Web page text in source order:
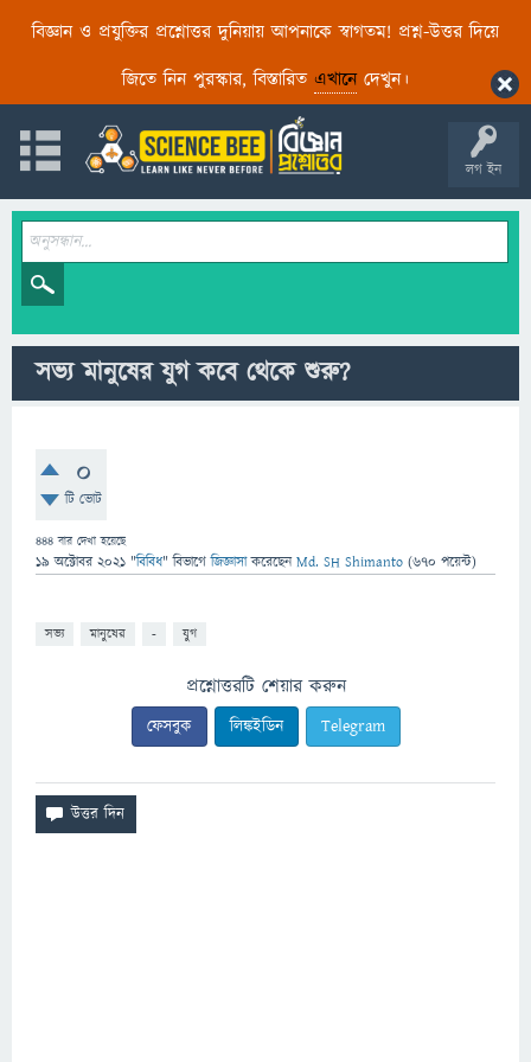
বিজ্ঞান ও প্রযুক্তির প্রশ্নোত্তর দুনিয়ায় আপনাকে স্বাগতম! প্রশ্ন-উত্তর দিয়ে
জিতে নিন পুরস্কার, বিস্তারিত এখানেদেখুন।
লগ ইন
সভ্য মানুষের যুগ কবে থেকে শুরু?
0
টি ভোট
444 বার দেখা হয়েছে
19 অক্টোবর 2021 "বিবিধ" বিভাগে জিজ্ঞাসাকরেছেনMd. SH Shimanto (670 পয়েন্ট)
সভ্য মানুষের - যুগ
প্রশ্নোত্তরটি শেয়ার করুন
ফেসবুক লিঙ্কইডিন Telegram